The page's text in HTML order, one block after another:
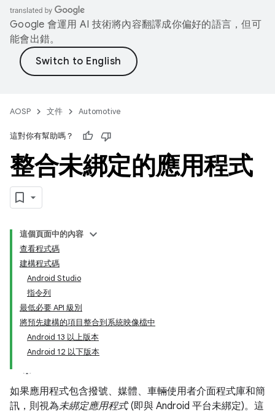
Google 會運用 AI 技術將內容翻譯成你偏好的語言，但可
能會出錯。
AOSP 文件 Automotive
這對你有幫助嗎？
整合未綁定的應用程式
這個頁面中的內容
查看程式碼
建構程式碼
Android Studio
指令列
最低必要 API 級別
將預先建構的項目整合到系統映像檔中
Android 13 以上版本
Android 12 以下版本
如果應用程式包含撥號、媒體、車輛使用者介面程式庫和簡
訊，則視為未綁定應用程式(即與 Android 平台未綁定)。這